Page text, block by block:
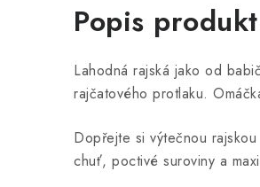
Popis
Lahodná rajská jako od
rajčatového protlaku.
Dopřejte si výtečnou
chuť, poctivé suroviny a